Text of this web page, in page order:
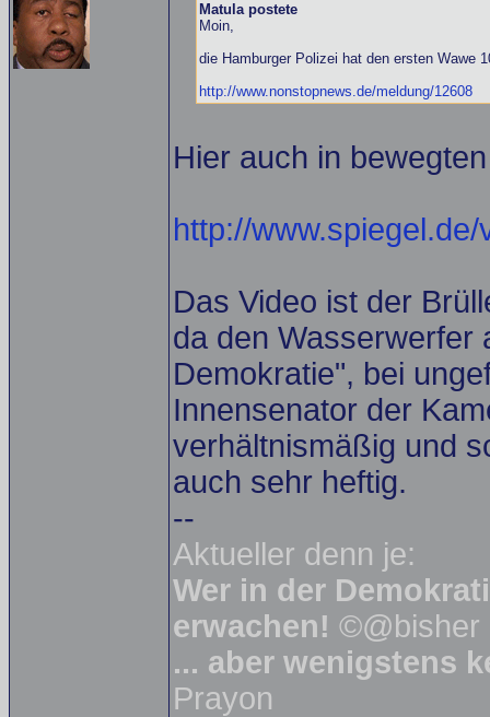
Matula postete
Moin,
die Hamburger Polizei hat den ersten Wawe
http://www.nonstopnews.de/meldung/12608
Hier auch in
http://
Das Video ist der
da den Wasserwerfer
Demokratie", bei
Innensenator der
verhältnismäßig und
auch sehr heftig.
--
Aktueller denn je:
Wer in der
erwachen! ©@bisher
... aber wenigstens
Prayon